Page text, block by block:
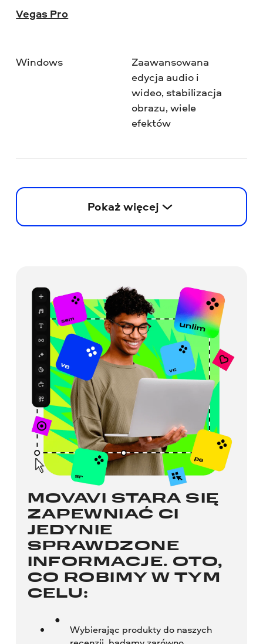
Vegas Pro
Windows
Zaawansowana
edycja audio i
wideo, stabilizacja
obrazu, wiele
efektów
Pokaż więcej
MOVAVI STARA SIĘ
ZAPEWNIAĆ CI
JEDYNIE
SPRAWDZONE
INFORMACJE. OTO,
CO ROBIMY W TYM
CELU:
Wybierając produkty do naszych